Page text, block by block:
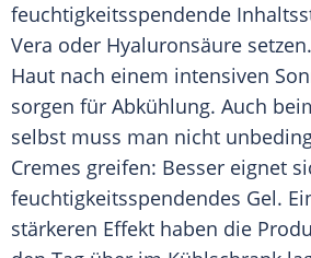
feuchtigkeitsspendende
Vera oder Hyaluronsäure
Haut nach einem intensiven
sorgen für Abkühlung. Auch
selbst muss man nicht
Cremes greifen: Besser eignet
feuchtigkeitsspendendes Gel.
stärkeren Effekt haben die